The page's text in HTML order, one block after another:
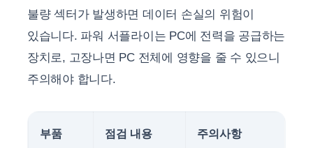
불량 섹터가 발생하면 데이터 손실의 위험이
있습니다. 파워 서플라이는 PC에 전력을 공급하는
장치로, 고장나면 PC 전체에 영향을 줄 수 있으니
주의해야 합니다.
부품 점검 내용 주의사항